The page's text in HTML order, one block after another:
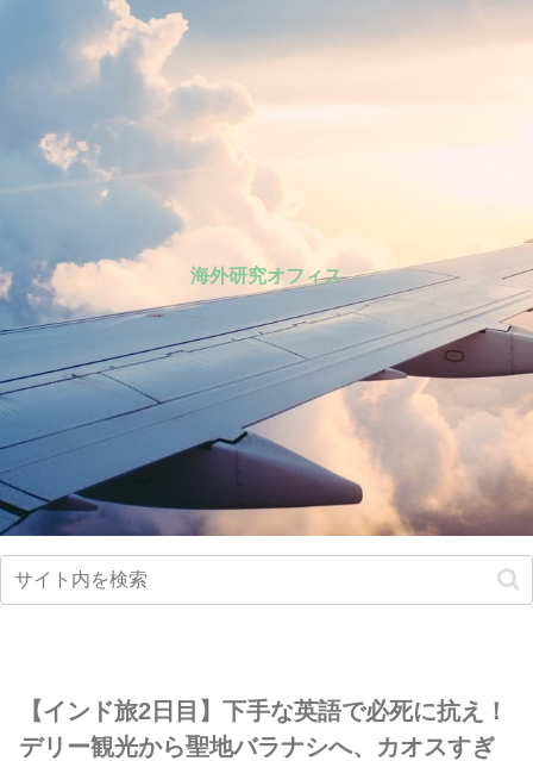
海外研究オフィス
【インド旅2日目】下手な英語で必死に抗え！
デリー観光から聖地バラナシへ、カオスすぎ